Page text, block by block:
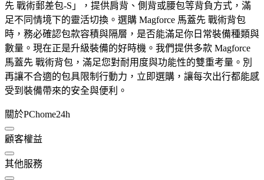
先 戰術郵差包-S」，提供肩背、側背或腰包等背負方式，滿
足不同情境下的靈活切換。選購 Magforce 馬蓋先 戰術背包
時，務必確認包款容積與隔層，是否能滿足你日常裝備種類與
數量。現在正是升級裝備的好時機。我們提供多款 Magforce
馬蓋先 戰術背包，滿足您對耐用度與功能性的雙重考量。別
再讓不合適的包具限制行動力，立即選購，讓每次出行都能感
受到裝備帶來的安全與便利。
關於PChome24h
顧客權益
其他服務